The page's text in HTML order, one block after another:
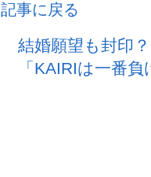
記事に戻る
結婚願望も封印
「KAIRIは一番